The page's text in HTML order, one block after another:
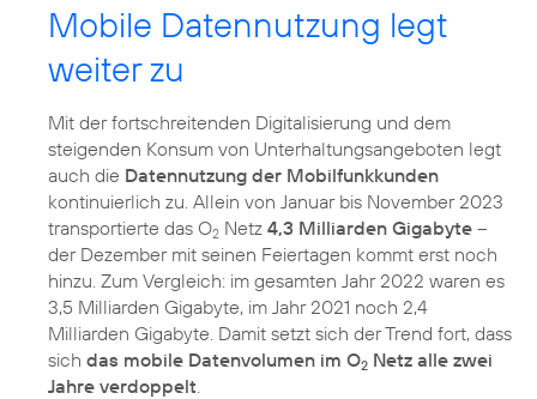
Mobile Datennutzung legt
weiter zu
Mit der fortschreitenden Digitalisierung und dem
steigenden Konsum von Unterhaltungsangeboten legt
auch die Datennutzung der Mobilfunkkunden
kontinuierlich zu. Allein von Januar bis November 2023
transportierte das O2 Netz 4,3 Milliarden Gigabyte –
der Dezember mit seinen Feiertagen kommt erst noch
hinzu. Zum Vergleich: im gesamten Jahr 2022 waren es
3,5 Milliarden Gigabyte, im Jahr 2021 noch 2,4
Milliarden Gigabyte. Damit setzt sich der Trend fort, dass
sich das mobile Datenvolumen im O2 Netz alle zwei
Jahre verdoppelt